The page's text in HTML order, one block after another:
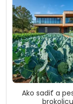
Ako sadiť a
brokolicu